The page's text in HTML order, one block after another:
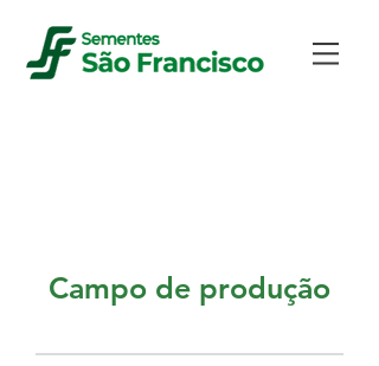
Campo de produção